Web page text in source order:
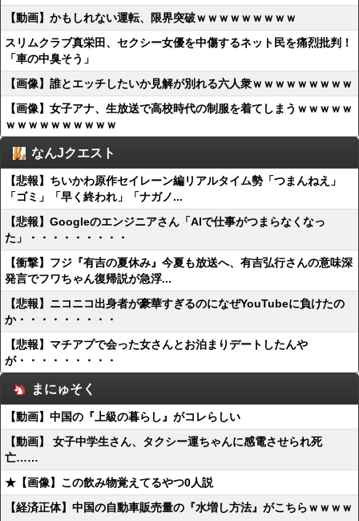
【動画】かもしれない運転、限界突破ｗｗｗｗｗｗｗｗｗ
スリムクラブ真栄田、セクシー女優を中傷するネット民を痛烈批判！
「車の中臭そう」
【画像】誰とエッチしたいか見解が別れる六人衆ｗｗｗｗｗｗｗｗｗ
【画像】女子アナ、生放送で高校時代の制服を着てしまうｗｗｗｗｗ
ｗｗｗｗｗｗｗｗｗｗ
なんJクエスト
【悲報】ちいかわ原作セイレーン編リアルタイム勢「つまんねえ」
「ゴミ」「早く終われ」「ナガノ...
【悲報】Googleのエンジニアさん「AIで仕事がつまらなくなっ
た」・・・・・・・・・
【衝撃】フジ『有吉の夏休み』今夏も放送へ、有吉弘行さんの意味深
発言でフワちゃん復帰説が急浮...
【悲報】ニコニコ出身者が豪華すぎるのになぜYouTubeに負けたの
か・・・・・・・・・
【悲報】マチアプで会った女さんとお泊まりデートしたんや
が・・・・・・・・・
まにゅそく
【動画】中国の『上級の暮らし』がコレらしい
【動画】 女子中学生さん、タクシー運ちゃんに感電させられ死
亡……
★【画像】この飲み物覚えてるやつ0人説
【経済正体】中国の自動車販売量の『水増し方法』がこちらｗｗｗｗ